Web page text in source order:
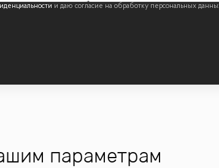
и находится в непосредственной
всего 7 минут пешком, а до
Дом Художника и Парк им.
кто ценит комфорт, стиль и
параметрам